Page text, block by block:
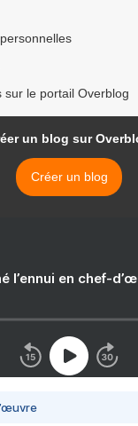
sur le portail Overblog
un blog sur
Créer un blog
l’ennui en chef-